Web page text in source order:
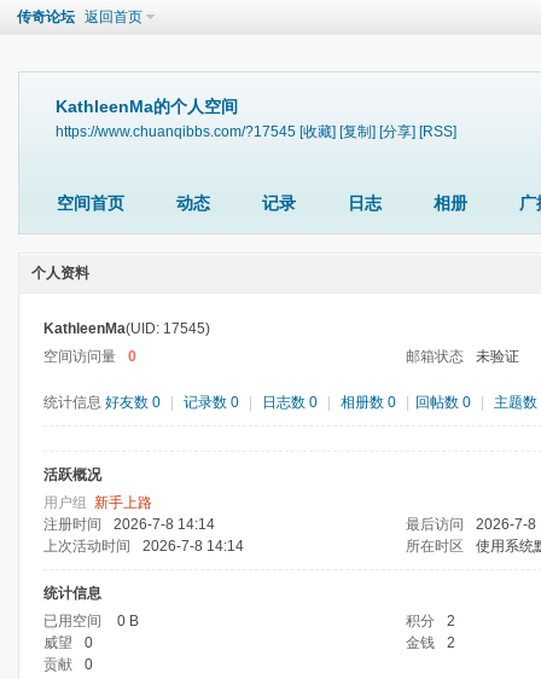
传奇论坛 返回首页
KathleenMa的个人空间
https://www.chuanqibbs.com/?17545 [收藏] [复制] [分享] [RSS]
空间首页 动态 记录 日志 相册 广
个人资料
KathleenMa(UID: 17545)
空间访问量
0 邮箱状态 未验证
统计信息 好友数 0 记录数 0 日志数 0 相册数 0 回帖数 0 主题数
活跃概况
用户组 新手上路
注册时间
2026-7-8 14:14 最后访问
2026-7-8
上次活动时间
2026-7-8 14:14 所在时区 使用系统
统计信息
已用空间
0 B 积分
2
威望
0 金钱
2
贡献
0